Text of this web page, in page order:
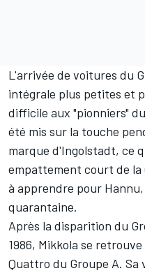
L'arrivée de voitures du
intégrale plus petites et
difficile aux "pionniers"
été mis sur la touche
marque d'Ingolstadt, ce
empattement court de
à apprendre pour
quarantaine.
Après la disparition du
1986, Mikkola se
Quattro du Groupe A.